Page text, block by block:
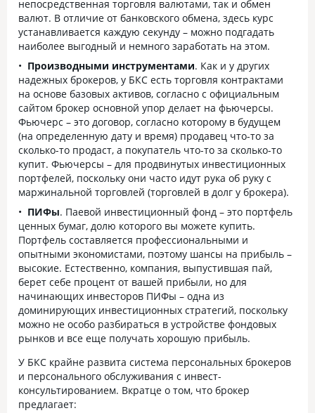
непосредственная торговля валютами, так и обмен
валют. В отличие от банковского обмена, здесь курс
устанавливается каждую секунду – можно подгадать
наиболее выгодный и немного заработать на этом.
Производными инструментами. Как и у других
надежных брокеров, у БКС есть торговля контрактами
на основе базовых активов, согласно с официальным
сайтом брокер основной упор делает на фьючерсы.
Фьючерс – это договор, согласно которому в будущем
(на определенную дату и время) продавец что-то за
сколько-то продаст, а покупатель что-то за сколько-то
купит. Фьючерсы – для продвинутых инвестиционных
портфелей, поскольку они часто идут рука об руку с
маржинальной торговлей (торговлей в долг у брокера).
ПИФы. Паевой инвестиционный фонд – это портфель
ценных бумаг, долю которого вы можете купить.
Портфель составляется профессиональными и
опытными экономистами, поэтому шансы на прибыль –
высокие. Естественно, компания, выпустившая пай,
берет себе процент от вашей прибыли, но для
начинающих инвесторов ПИФы – одна из
доминирующих инвестиционных стратегий, поскольку
можно не особо разбираться в устройстве фондовых
рынков и все еще получать хорошую прибыль.
У БКС крайне развита система персональных брокеров
и персонального обслуживания с инвест-
консультированием. Вкратце о том, что брокер
предлагает: